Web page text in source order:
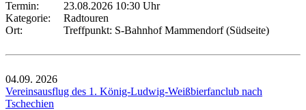
Termin:
23.08.2026 10:30 Uhr
Kategorie:
Radtouren
Ort:
Treffpunkt: S-Bahnhof Mammendorf (Südseite)
04.09. 2026
Vereinsausflug des 1. König-Ludwig-Weißbierfanclub nach
Tschechien